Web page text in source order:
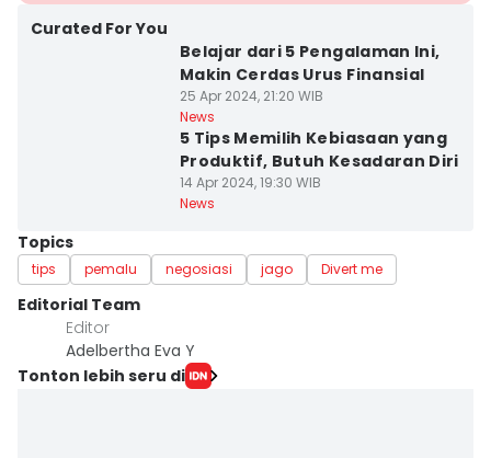
Curated For You
Belajar dari 5 Pengalaman Ini,
Makin Cerdas Urus Finansial
25 Apr 2024, 21:20 WIB
News
5 Tips Memilih Kebiasaan yang
Produktif, Butuh Kesadaran Diri
14 Apr 2024, 19:30 WIB
News
Topics
tips pemalu negosiasi jago Divert me
Editorial Team
Editor
Adelbertha Eva Y
Tonton lebih seru di